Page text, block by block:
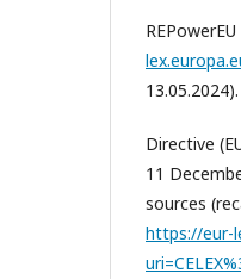
13.05.2024).
Directive
11
sources
https://eur-